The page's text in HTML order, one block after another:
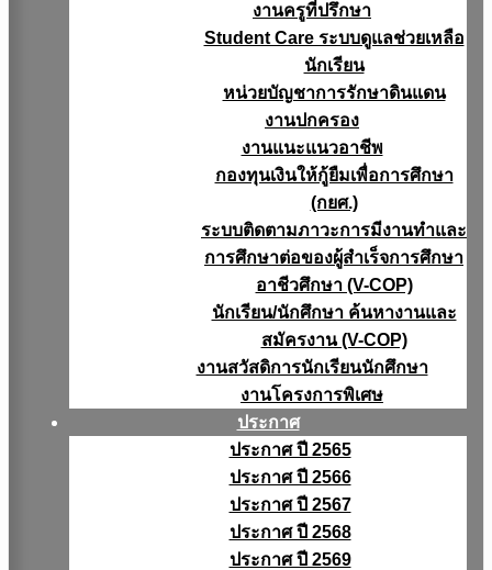
งานครูที่ปรึกษา
Student Care ระบบดูแลช่วยเหลือ
นักเรียน
หน่วยบัญชาการรักษาดินแดน
งานปกครอง
งานแนะแนวอาชีพ
กองทุนเงินให้กู้ยืมเพื่อการศึกษา
(กยศ.)
ระบบติดตามภาวะการมีงานทำและ
การศึกษาต่อของผู้สำเร็จการศึกษา
อาชีวศึกษา (V-COP)
นักเรียน/นักศึกษา ค้นหางานและ
สมัครงาน (V-COP)
งานสวัสดิการนักเรียนนักศึกษา
งานโครงการพิเศษ
ประกาศ
ประกาศ ปี 2565
ประกาศ ปี 2566
ประกาศ ปี 2567
ประกาศ ปี 2568
ประกาศ ปี 2569